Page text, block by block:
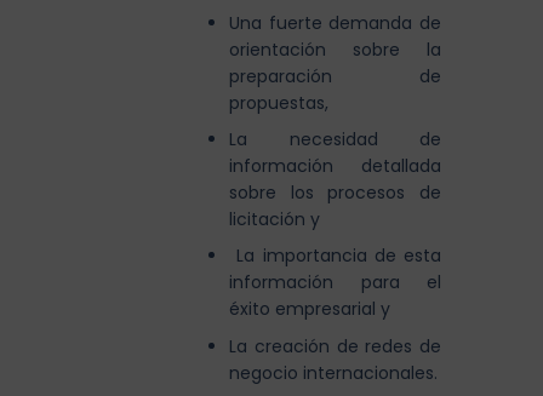
Una fuerte demanda de
orientación sobre la
preparación de
propuestas,
La necesidad de
información detallada
sobre los procesos de
licitación y
La importancia de esta
información para el
éxito empresarial y
La creación de redes de
negocio internacionales.